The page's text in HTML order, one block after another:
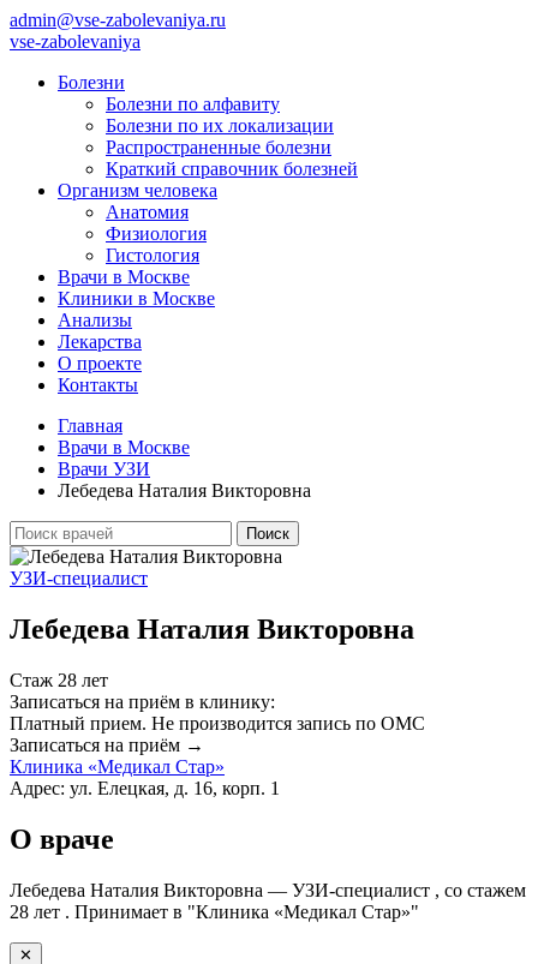
admin@vse-zabolevaniya.ru
vse-zabolevaniya
Болезни
Болезни по алфавиту
Болезни по их локализации
Распространенные болезни
Краткий справочник болезней
Организм человека
Анатомия
Физиология
Гистология
Врачи в Москве
Клиники в Москве
Анализы
Лекарства
О проекте
Контакты
Главная
Врачи в Москве
Врачи УЗИ
Лебедева Наталия Викторовна
УЗИ-специалист
Лебедева Наталия Викторовна
Стаж 28 лет
Записаться на приём в клинику:
Платный прием. Не производится запись по ОМС
Записаться на приём →
Клиника «Медикал Стар»
Адрес: ул. Елецкая, д. 16, корп. 1
О враче
Лебедева Наталия Викторовна — УЗИ-специалист , со стажем
28 лет . Принимает в "Клиника «Медикал Стар»"
✕